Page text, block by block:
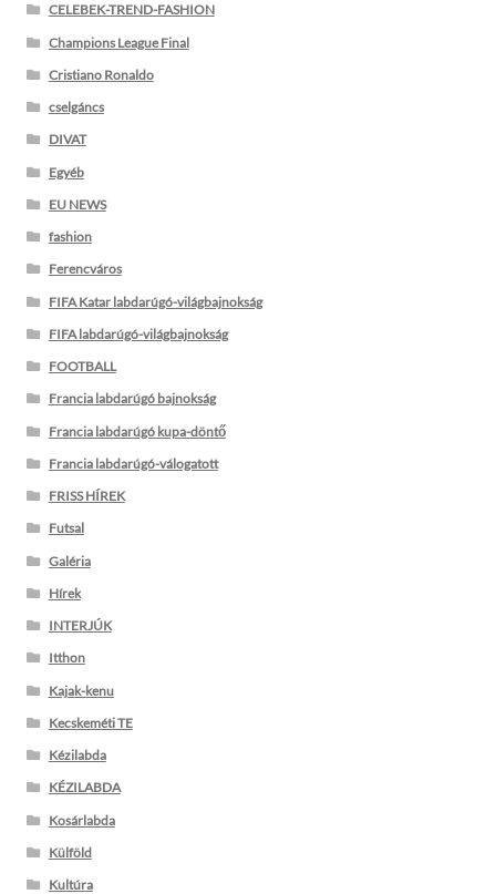
CELEBEK-TREND-FASHION
Champions League Final
Cristiano Ronaldo
cselgáncs
DIVAT
Egyéb
EU NEWS
fashion
Ferencváros
FIFA Katar labdarúgó-világbajnokság
FIFA labdarúgó-világbajnokság
FOOTBALL
Francia labdarúgó bajnokság
Francia labdarúgó kupa-döntő
Francia labdarúgó-válogatott
FRISS HÍREK
Futsal
Galéria
Hírek
INTERJÚK
Itthon
Kajak-kenu
Kecskeméti TE
Kézilabda
KÉZILABDA
Kosárlabda
Külföld
Kultúra